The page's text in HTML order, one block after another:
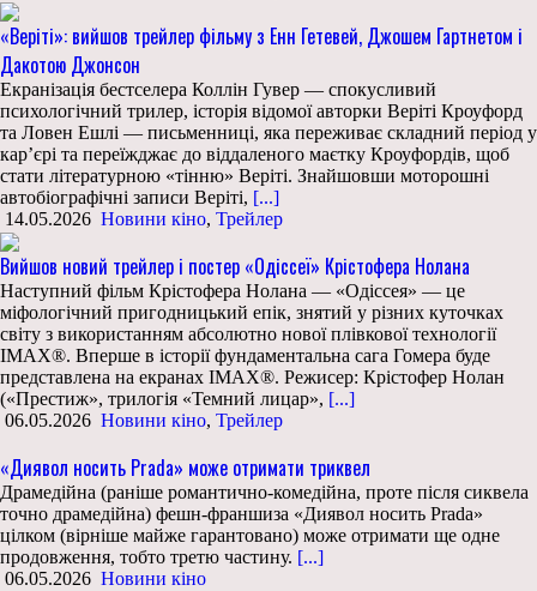
«Веріті»: вийшов трейлер фільму з Енн Гетевей, Джошем Гартнетом і
Дакотою Джонсон
Екранізація бестселера Коллін Гувер — спокусливий
психологічний трилер, історія відомої авторки Веріті Кроуфорд
та Ловен Ешлі — письменниці, яка переживає складний період у
кар’єрі та переїжджає до віддаленого маєтку Кроуфордів, щоб
стати літературною «тінню» Веріті. Знайшовши моторошні
автобіографічні записи Веріті, [...]
14.05.2026 Новини кіно, Трейлер
Вийшов новий трейлер і постер «Одіссеї» Крістофера Нолана
Наступний фільм Крістофера Нолана — «Одіссея» — це
міфологічний пригодницький епік, знятий у різних куточках
світу з використанням абсолютно нової плівкової технології
IMAX®. Вперше в історії фундаментальна сага Гомера буде
представлена на екранах IMAX®. Режисер: Крістофер Нолан
(«Престиж», трилогія «Темний лицар», [...]
06.05.2026 Новини кіно, Трейлер
«Диявол носить Prada» може отримати триквел
Драмедійна (раніше романтично-комедійна, проте після сиквела
точно драмедійна) фешн-франшиза «Диявол носить Prada»
цілком (вірніше майже гарантовано) може отримати ще одне
продовження, тобто третю частину. [...]
06.05.2026 Новини кіно